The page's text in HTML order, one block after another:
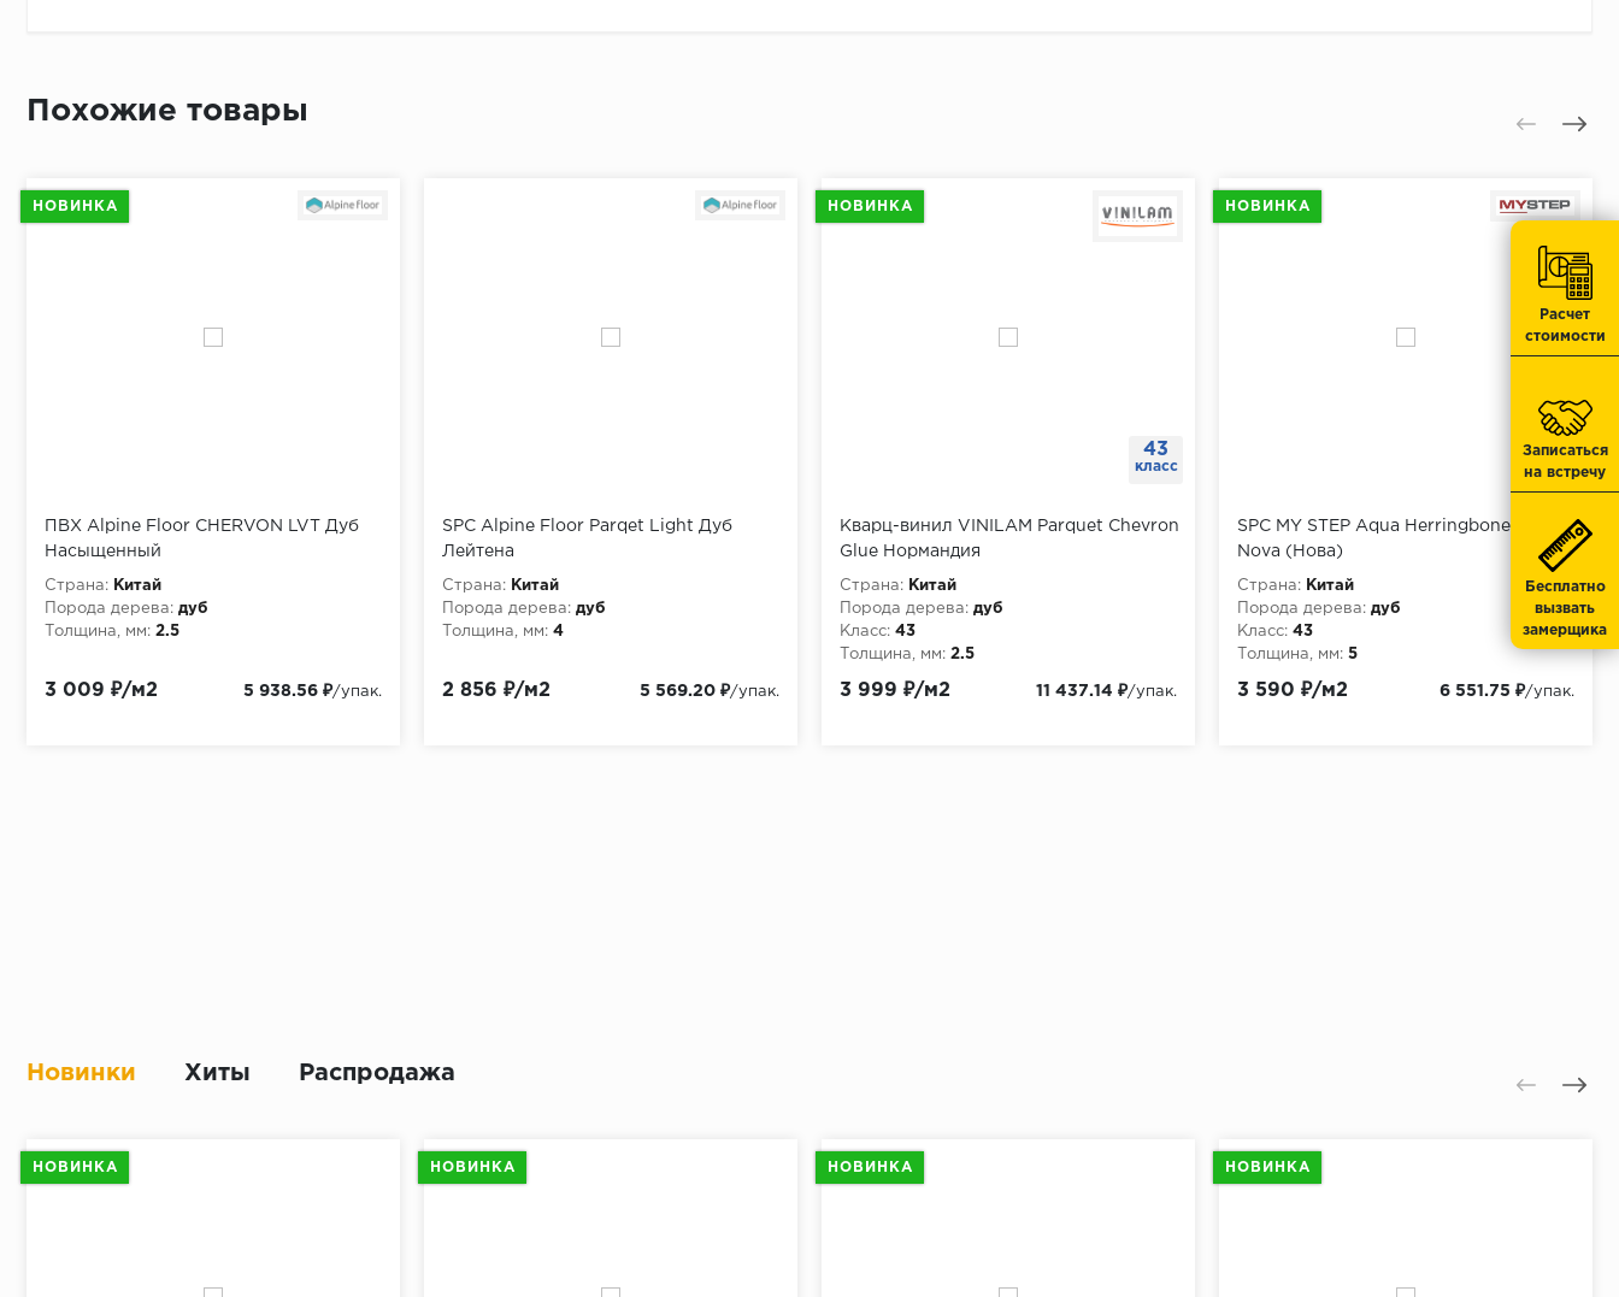
Похожие товары
НОВИНКА
ПВХ Alpine Floor CHERVON LVT Дуб
Насыщенный
Страна:
Китай
Порода дерева: дуб
Толщина, мм: 2.5
3 009 ₽/м2 5 938.56 ₽/упак.
SPC Alpine Floor Parqet Light Дуб
Лейтена
Страна:
Китай
Порода дерева: дуб
Толщина, мм: 4
2 856 ₽/м2 5 569.20 ₽/упак.
43
класс
НОВИНКА
Кварц-винил VINILAM Parquet Chevron
Glue Нормандия
Страна:
Китай
Порода дерева: дуб
Класс: 43
Толщина, мм: 2.5
3 999 ₽/м2 11 437.14 ₽/упак.
43
класс
НОВИНКА
SPC MY STEP Aqua Herringbone 5mm
Nova (Нова)
Страна:
Китай
Порода дерева: дуб
Класс: 43
Толщина, мм: 5
3 590 ₽/м2 6 551.75 ₽/упак.
Новинки Хиты Распродажа
НОВИНКА НОВИНКА НОВИНКА НОВИНКА
Расчет
стоимости
Записаться
на встречу
Бесплатно
вызвать
замерщика